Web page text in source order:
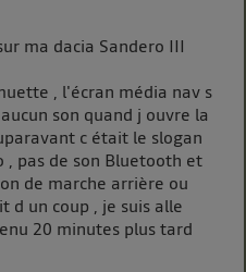
ma dacia Sandero III
, l'écran média nav s
son quand j ouvre la
c était le slogan
, pas de son Bluetooth et
de marche arrière ou
d un coup , je suis alle
20 minutes plus tard
par votre opérateur
IP et une référence
(ex : votre numéro de
connexion internet.
utilisant la même
se verront attribuer le
En général :
Fi), la personnalisation sera basée
du foyer ayant consentis.